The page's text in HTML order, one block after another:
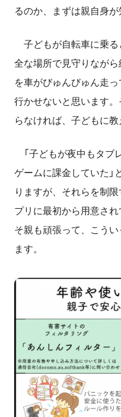
るのか、まずは親自身が
子どもが自転車に乗る
全な場所で見守りなが
を車がびゅんびゅん走
行かせないと思います
らなければ、子どもに教
「子どもが夜中もタブ
ゲームに課金していた」
りますが、それらを制
プリに最初から用意さ
そ親も頑張って、こう
ます。